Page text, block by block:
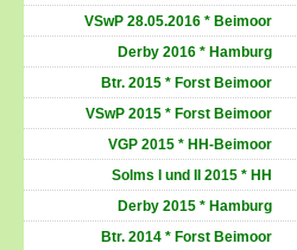
VSwP 28.05.2016 * Beimoor
Derby 2016 * Hamburg
Btr. 2015 * Forst Beimoor
VSwP 2015 * Forst Beimoor
VGP 2015 * HH-Beimoor
Solms I und II 2015 * HH
Derby 2015 * Hamburg
Btr. 2014 * Forst Beimoor